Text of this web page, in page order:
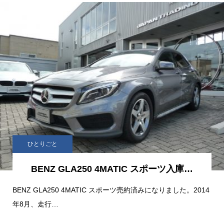
ひとりごと
BENZ GLA250 4MATIC スポーツ入庫…
BENZ GLA250 4MATIC スポーツ売約済みになりました。2014
年8月、走行…